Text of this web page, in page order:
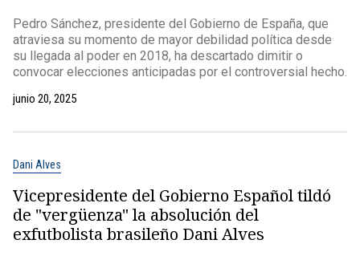
Pedro Sánchez, presidente del Gobierno de España, que
atraviesa su momento de mayor debilidad política desde
su llegada al poder en 2018, ha descartado dimitir o
convocar elecciones anticipadas por el controversial hecho.
junio 20, 2025
Dani Alves
Vicepresidente del Gobierno Español tildó
de "vergüenza" la absolución del
exfutbolista brasileño Dani Alves